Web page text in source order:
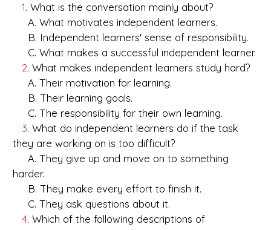
1. What is the conversation mainly about?
A. What motivates independent learners.
B. Independent learners' sense of responsibility.
C. What makes a successful independent learner.
2. What makes independent learners study hard?
A. Their motivation for learning.
B. Their learning goals.
C. The responsibility for their own learning.
3. What do independent learners do if the task
they are working on is too difficult?
A. They give up and move on to something
harder.
B. They make every effort to finish it.
C. They ask questions about it.
4. Which of the following descriptions of